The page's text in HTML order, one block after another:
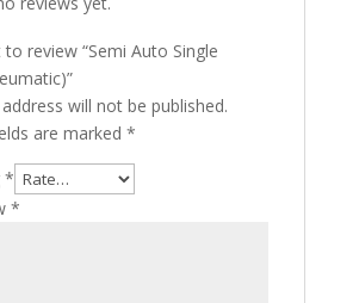
review “Semi Auto Single
will not be published.
are marked *
*
*